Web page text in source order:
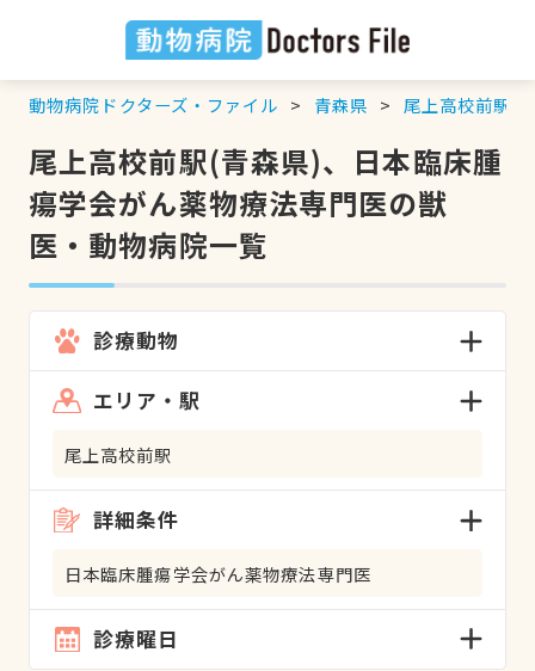
動物病院ドクターズ・ファイル 青森県 尾上高校前駅
尾上高校前駅(青森県)、日本臨床腫
瘍学会がん薬物療法専門医の獣
医・動物病院一覧
診療動物
エリア・駅
尾上高校前駅
詳細条件
日本臨床腫瘍学会がん薬物療法専門医
診療曜日